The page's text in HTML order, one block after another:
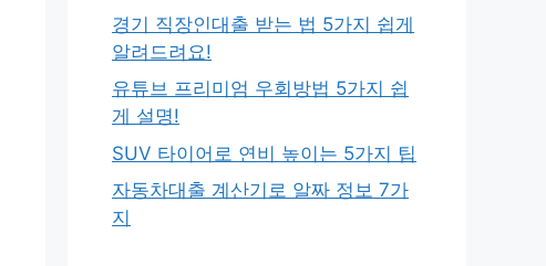
경기 직장인대출 받는 법 5가지 쉽게
알려드려요!
유튜브 프리미엄 우회방법 5가지 쉽
게 설명!
SUV 타이어로 연비 높이는 5가지 팁
자동차대출 계산기로 알짜 정보 7가
지